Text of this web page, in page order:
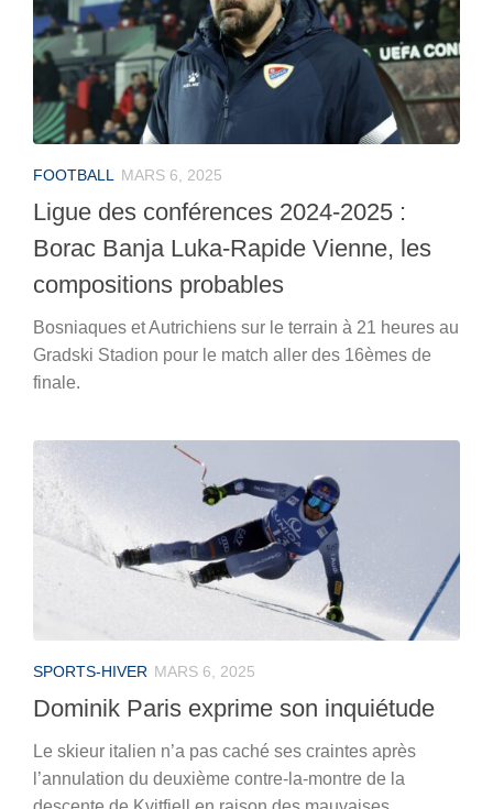
FOOTBALL MARS 6, 2025
Ligue des conférences 2024-2025 :
Borac Banja Luka-Rapide Vienne, les
compositions probables
Bosniaques et Autrichiens sur le terrain à 21 heures au
Gradski Stadion pour le match aller des 16èmes de
finale.
SPORTS-HIVER MARS 6, 2025
Dominik Paris exprime son inquiétude
Le skieur italien n’a pas caché ses craintes après
l’annulation du deuxième contre-la-montre de la